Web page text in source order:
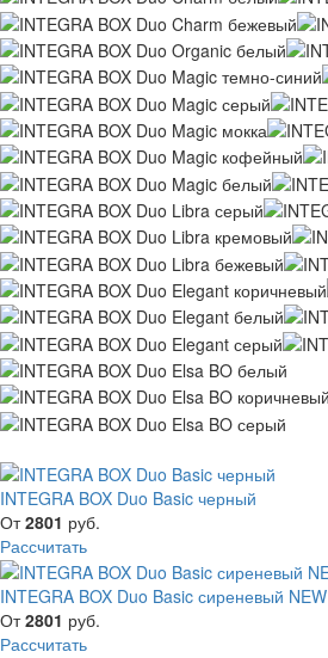
INTEGRA BOX Duo Basic черный
От2801 руб.
Рассчитать
INTEGRA BOX Duo Basic сиреневый NEW
От2801 руб.
Рассчитать